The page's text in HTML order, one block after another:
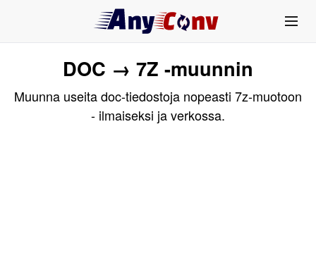
DOC → 7Z -muunnin
Muunna useita doc-tiedostoja nopeasti 7z-muotoon
- ilmaiseksi ja verkossa.